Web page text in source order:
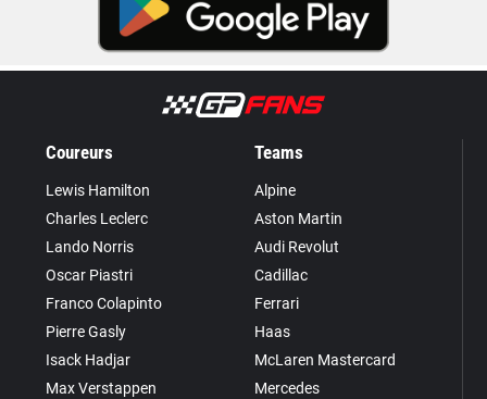
Coureurs
Lewis Hamilton
Charles Leclerc
Lando Norris
Oscar Piastri
Franco Colapinto
Pierre Gasly
Isack Hadjar
Max Verstappen
Teams
Alpine
Aston Martin
Audi Revolut
Cadillac
Ferrari
Haas
McLaren Mastercard
Mercedes